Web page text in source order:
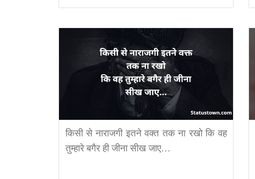
किसी से नाराजगी इतने वक्त तक ना रखो कि वह
तुम्हारे बगैर ही जीना सीख जाए…